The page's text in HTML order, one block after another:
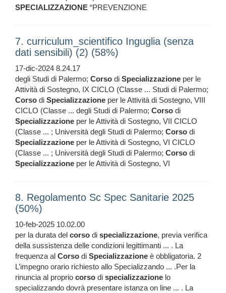
SPECIALIZZAZIONE “PREVENZIONE
7. curriculum_scientifico Inguglia (senza
dati sensibili) (2) (58%)
17-dic-2024 8.24.17
degli Studi di Palermo; Corso di Specializzazione per le
Attività di Sostegno, IX CICLO (Classe ... Studi di Palermo;
Corso di Specializzazione per le Attività di Sostegno, VIII
CICLO (Classe ... degli Studi di Palermo; Corso di
Specializzazione per le Attività di Sostegno, VII CICLO
(Classe ... ; Università degli Studi di Palermo; Corso di
Specializzazione per le Attività di Sostegno, VI CICLO
(Classe ... ; Università degli Studi di Palermo; Corso di
Specializzazione per le Attività di Sostegno, VI
8. Regolamento Sc Spec Sanitarie 2025
(50%)
10-feb-2025 10.02.00
per la durata del corso di specializzazione, previa verifica
della sussistenza delle condizioni legittimanti ... . La
frequenza al Corso di Specializzazione è obbligatoria. 2
L’impegno orario richiesto allo Specializzando ... .Per la
rinuncia al proprio corso di specializzazione lo
specializzando dovrà presentare istanza on line ... . La